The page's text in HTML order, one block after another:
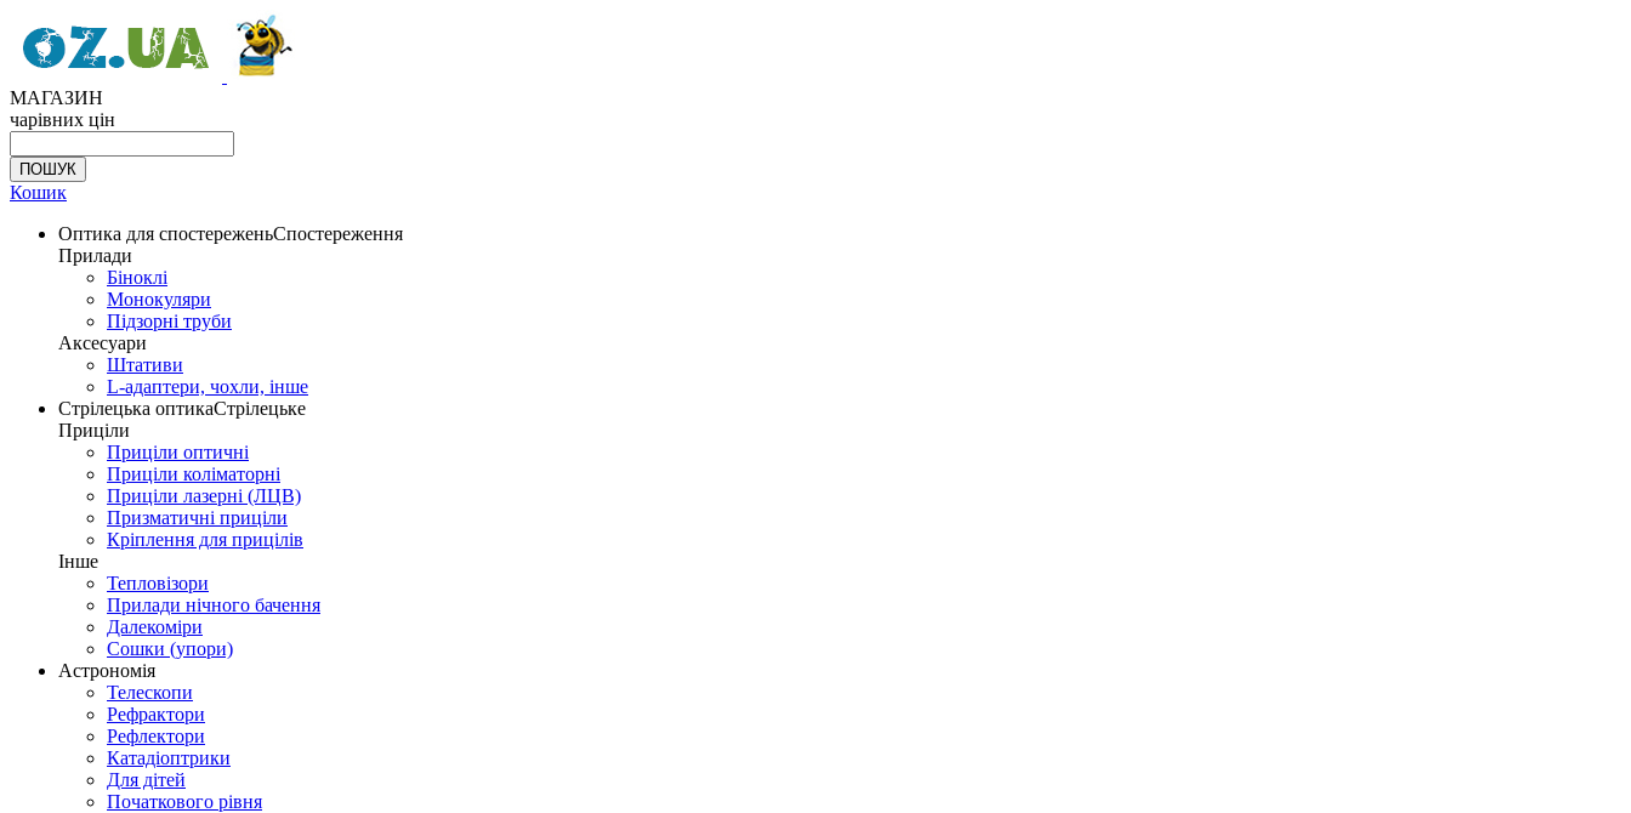
МАГАЗИН
чарівних цін
Кошик
Оптика для спостереженьСпостереження
Прилади
Біноклі
Монокуляри
Підзорні труби
Аксесуари
Штативи
L-адаптери, чохли, інше
Стрілецька оптикаСтрілецьке
Приціли
Приціли оптичні
Приціли коліматорні
Приціли лазерні (ЛЦВ)
Призматичні приціли
Кріплення для прицілів
Інше
Тепловізори
Прилади нічного бачення
Далекоміри
Сошки (упори)
Астрономія
Телескопи
Рефрактори
Рефлектори
Катадіоптрики
Для дітей
Початкового рівня